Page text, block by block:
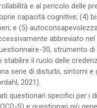
e al pericolo delle
capacità cognitive; (4)
e (5)
abbreviato nel
30, strumento di
stabilire il ruolo delle
serie di disturbi, sintomi e
2021).
questionari specifici per i